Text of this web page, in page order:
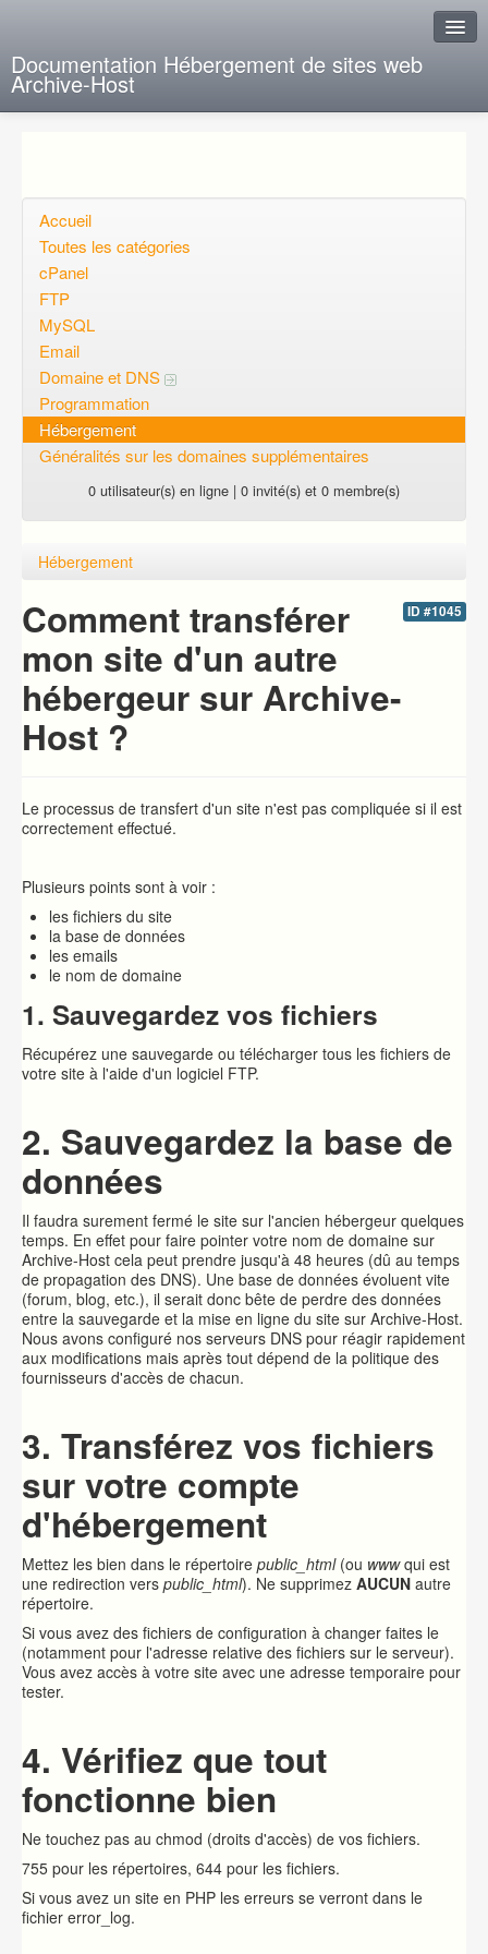
Documentation Hébergement de sites web
Archive-Host
Questions ouvertes
Voulez-vous vous inscrire?
Connexion
Accueil
Toutes les catégories
cPanel
FTP
MySQL
Email
Domaine et DNS
Programmation
Hébergement
Généralités sur les domaines supplémentaires
0 utilisateur(s) en ligne | 0 invité(s) et 0 membre(s)
Hébergement
ID #1045
Comment transférer
mon site d'un autre
hébergeur sur Archive-
Host ?
Le processus de transfert d'un site n'est pas compliquée si il est
correctement effectué.
Plusieurs points sont à voir :
les fichiers du site
la base de données
les emails
le nom de domaine
1. Sauvegardez vos fichiers
Récupérez une sauvegarde ou télécharger tous les fichiers de
votre site à l'aide d'un logiciel FTP.
2. Sauvegardez la base de
données
Il faudra surement fermé le site sur l'ancien hébergeur quelques
temps. En effet pour faire pointer votre nom de domaine sur
Archive-Host cela peut prendre jusqu'à 48 heures (dû au temps
de propagation des DNS). Une base de données évoluent vite
(forum, blog, etc.), il serait donc bête de perdre des données
entre la sauvegarde et la mise en ligne du site sur Archive-Host.
Nous avons configuré nos serveurs DNS pour réagir rapidement
aux modifications mais après tout dépend de la politique des
fournisseurs d'accès de chacun.
3. Transférez vos fichiers
sur votre compte
d'hébergement
Mettez les bien dans le répertoire public_html(ou wwwqui est
une redirection vers public_html). Ne supprimez AUCUN autre
répertoire.
Si vous avez des fichiers de configuration à changer faites le
(notamment pour l'adresse relative des fichiers sur le serveur).
Vous avez accès à votre site avec une adresse temporaire pour
tester.
4. Vérifiez que tout
fonctionne bien
Ne touchez pas au chmod (droits d'accès) de vos fichiers.
755 pour les répertoires, 644 pour les fichiers.
Si vous avez un site en PHP les erreurs se verront dans le
fichier error_log.